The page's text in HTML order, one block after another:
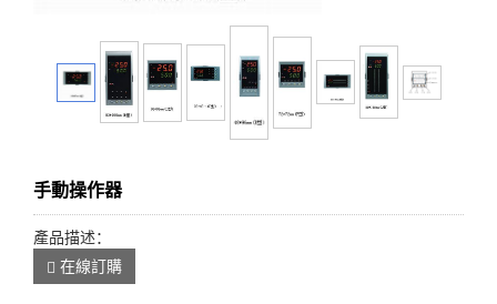
手動操作器
產品描述：
在線訂購